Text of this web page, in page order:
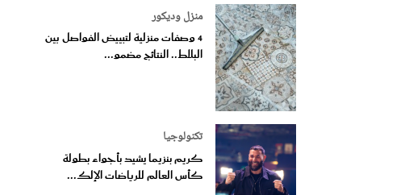
منزل وديكور
4 وصفات منزلية لتبييض الفواصل بين
البلاط.. النتائج مضمو...
تكنولوجيا
كريم بنزيما يشيد بأجواء بطولة
كأس العالم للرياضات الإلك...